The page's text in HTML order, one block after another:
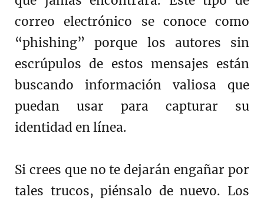
correo electrónico se conoce como
“phishing” porque los autores sin
escrúpulos de estos mensajes están
buscando información valiosa que
puedan usar para capturar su
identidad en línea.
Si crees que no te dejarán engañar por
tales trucos, piénsalo de nuevo. Los